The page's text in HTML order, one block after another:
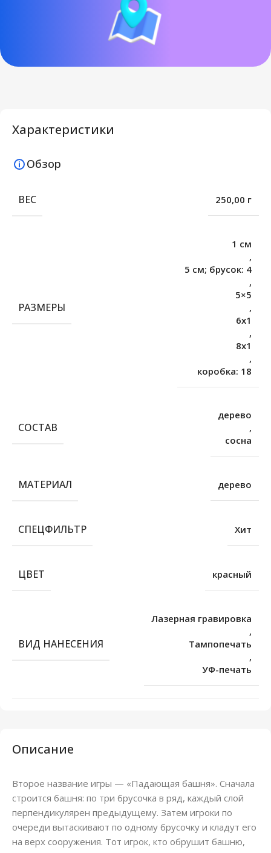
Описание
Второе название игры — «Падающая башня». Сначала
строится башня: по три брусочка в ряд, каждый слой
перпендикулярен предыдущему. Затем игроки по
очереди вытаскивают по одному брусочку и кладут его
на верх сооружения. Тот игрок, кто обрушит башню,
Характеристики
Обзор
ВЕС 250,00 г
РАЗМЕРЫ
1 см
,
5 см; брусок: 4
,
5×5
,
6х1
,
8х1
,
коробка: 18
СОСТАВ
дерево
,
сосна
МАТЕРИАЛ дерево
СПЕЦФИЛЬТР Хит
ЦВЕТ красный
ВИД НАНЕСЕНИЯ
Лазерная гравировка
,
Тампопечать
,
УФ-печать